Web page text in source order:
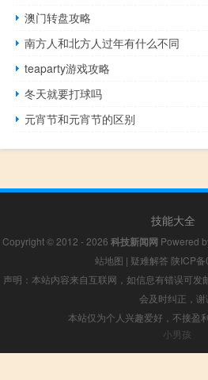
澳门转盘攻略
南方人和北方人过年有什么不同
teaparty游戏攻略
冬天就要打球吗
元宵节和元宵节的区别
技能大全
Copyright © 2012 - 2026 科技新闻网 Powered
站地图 | 疑难解答 陕ICP
声明：本站内容来自互联网，如信息有错误可
会及时纠正，谢
本站仅为个人兴趣爱好，不接盈
小男孩